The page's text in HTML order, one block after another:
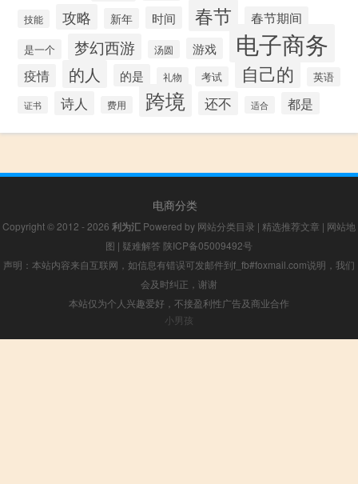
技能 攻略 新年 时间 春节 春节期间
是一个 梦幻西游 汤圆 游戏 电子商务
疫情 的人 的是 礼物 考试 自己的 英语
证书 诗人 费用 跨境 还不 适合 都是
电商分类
Copyright © 2012 - 2026 利为汇 Powered by 网站分类目录 | 精选推荐文章 | 网站地
图 | 疑难解答 陕ICP备05009492号
声明：本站内容来自互联网，如信息有错误可发邮件到f_fb#foxmail.com说明，我们
会及时纠正，谢谢
本站仅为个人兴趣爱好，不接盈利性广告及商业合作
小男孩